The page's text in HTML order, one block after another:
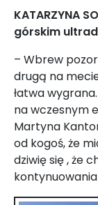
KATARZYNA
górskim
– Wbrew
drugą na
łatwa
na wczesnym
Martyna
od kogoś, że
dziwię się , że